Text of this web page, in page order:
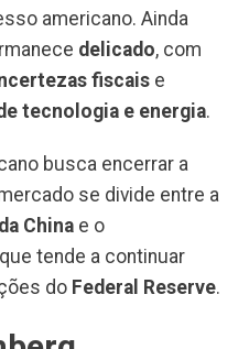
americano. Ainda
delicado, com
fiscaise
tecnologia e energia.
busca encerrar a
se divide entre a
Chinae o
tende a continuar
do Federal Reserve.